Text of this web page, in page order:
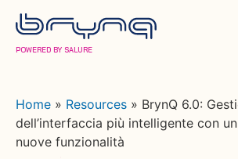
POWERED BY SALURE
Home » Resources » BrynQ 6.0:
dell’interfaccia più intelligente con
nuove funzionalità